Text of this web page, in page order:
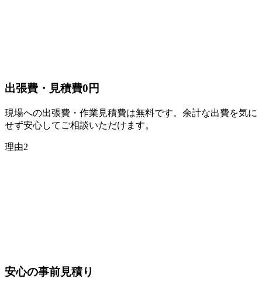
出張費・見積費0円
現場への出張費・作業見積費は無料です。余計な出費を気に
せず安心してご相談いただけます。
理由2
安心の事前見積り